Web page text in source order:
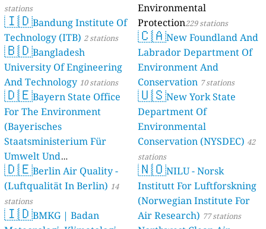
stations
🇮🇩Bandung Institute Of
Technology (ITB) 2 stations
🇧🇩Bangladesh
University Of Engineering
And Technology 10 stations
🇩🇪Bayern State Office
For The Environment
(Bayerisches
Staatsministerium Für
Umwelt Und
Verbraucherschutz) - LfU
46 stations
🇩🇪Berlin Air Quality -
(Luftqualität In Berlin) 14
stations
🇮🇩BMKG | Badan
Environmental
Protection229 stations
🇨🇦New Foundland And
Labrador Department Of
Environment And
Conservation 7 stations
🇺🇸New York State
Department Of
Environmental
Conservation (NYSDEC) 42
stations
🇳🇴NILU - Norsk
Institutt For Luftforskning
(Norwegian Institute For
Air Research) 77 stations